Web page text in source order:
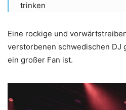
trinken
Eine rockige und
verstorbenen schwedischen DJ
ein großer Fan ist.